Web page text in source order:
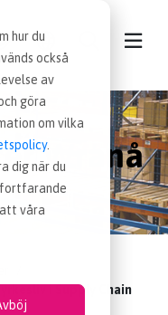
hur du
också
av
göra
om vilka
.
dig när du
fortfarande
våra
Wranå
i Supply Chain